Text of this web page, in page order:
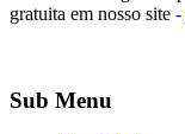
gratuita em nosso site -
Sub Menu